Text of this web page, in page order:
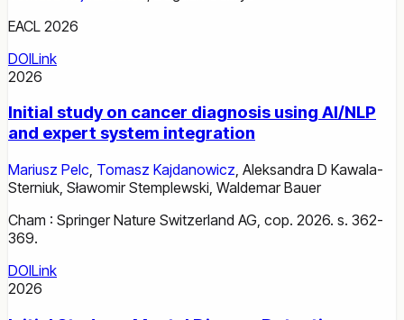
EACL 2026
DOILink
2026
Initial study on cancer diagnosis using AI/NLP
and expert system integration
Mariusz Pelc, Tomasz Kajdanowicz, Aleksandra D Kawala-
Sterniuk, Sławomir Stemplewski, Waldemar Bauer
Cham : Springer Nature Switzerland AG, cop. 2026. s. 362-
369.
DOILink
2026